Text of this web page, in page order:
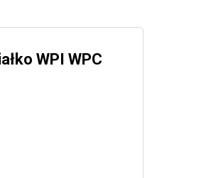
WPI WPC